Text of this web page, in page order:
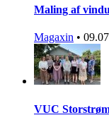
Maling af
Magaxin • 09.07
VUC